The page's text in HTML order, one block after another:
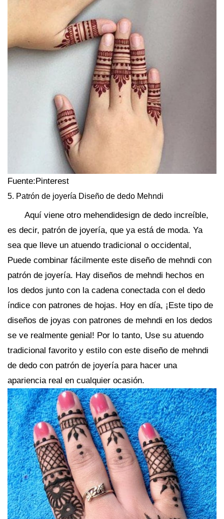
Fuente:Pinterest
5. Patrón de joyería Diseño de dedo Mehndi
Aquí viene otro mehendidesign de dedo increíble,
es decir, patrón de joyería, que ya está de moda. Ya
sea que lleve un atuendo tradicional o occidental,
Puede combinar fácilmente este diseño de mehndi con
patrón de joyería. Hay diseños de mehndi hechos en
los dedos junto con la cadena conectada con el dedo
índice con patrones de hojas. Hoy en día, ¡Este tipo de
diseños de joyas con patrones de mehndi en los dedos
se ve realmente genial! Por lo tanto, Use su atuendo
tradicional favorito y estilo con este diseño de mehndi
de dedo con patrón de joyería para hacer una
apariencia real en cualquier ocasión.